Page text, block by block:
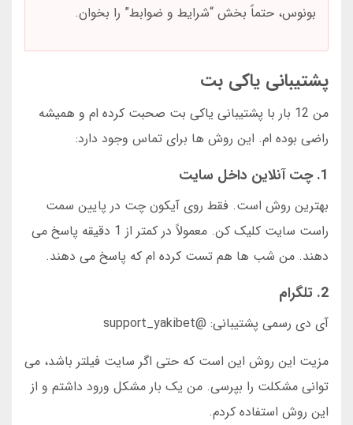
بونوس، حتماً بخش “شرایط و ضوابط” را بخوان.
پشتیبانی یاکی بت
من 12 بار با پشتیبانی یاکی بت صحبت کرده ام و همیشه
راضی بوده ام. این روش ها برای تماس وجود دارد:
1. چت آنلاین داخل سایت
بهترین روش است. فقط روی آیکون چت در پایین سمت
راست سایت کلیک کن. معمولاً در کمتر از 1 دقیقه پاسخ می
دهند. من شب ها هم تست کرده ام که پاسخ می دهند.
2. تلگرام
آی دی رسمی پشتیبانی: @support_yakibet
مزیت این روش این است که حتی اگر سایت فیلتر باشد، می
توانی مشکلت را بپرسی. من یک بار مشکل ورود داشتم و از
این روش استفاده کردم.